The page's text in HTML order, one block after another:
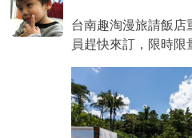
台南趣淘漫旅請飯店
員趕快來訂，限時限